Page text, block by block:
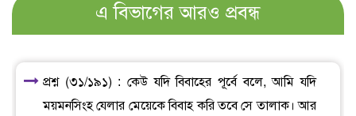
এ বিভাগের আরও প্রবন্ধ
প্রশ্ন (৩১/১৯১) : কেউ যদি বিবাহের পূর্বে বলে, আমি যদি
ময়মনসিংহ যেলার মেয়েকে বিবাহ করি তবে সে তালাক। আর